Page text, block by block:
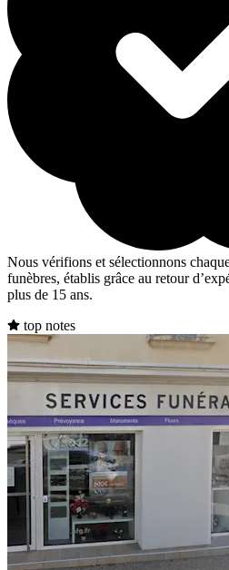
Nous vérifions et sélectionnons
funèbres, établis grâce au retour
plus de 15 ans.
top notes